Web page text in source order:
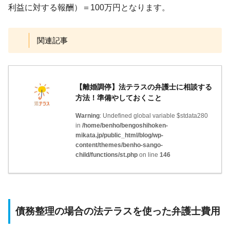
利益に対する報酬）＝100万円となります。
関連記事
【離婚調停】法テラスの弁護士に相談する
方法！準備やしておくこと
Warning: Undefined global variable $stdata280
in /home/benho/bengoshihoken-
mikata.jp/public_html/blog/wp-
content/themes/benho-sango-
child/functions/st.php on line 146
債務整理の場合の法テラスを使った弁護士費用